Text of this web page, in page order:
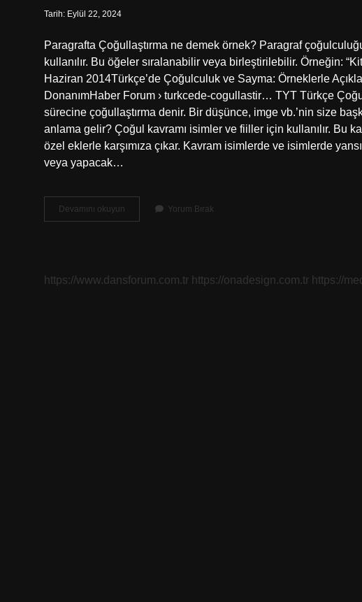
Tarih: Eylül 22, 2024
Paragrafta Çoğullaştırma ne demek örnek? Paragraf
kullanılır. Bu öğeler sıralanabilir veya birleştirilebilir. Örneğin:
Haziran 2014Türkçe’de Çoğulculuk ve Sayma: Örneklerle
DonanımHaber Forum › turkcede-cogullastir… TYT Türkçe
sürecine çoğullaştırma denir. Bir düşünce, imge vb.’nin size
anlama gelir? Çoğul kavramı isimler ve fiiller için kullanılır. Bu
özel eklerle karşımıza çıkar. Kavram isimlerde ve isimlerde
veya yapacak…
Devamını okuyun Çoğullaştırma
Ne
Yorum Bırak
https://www.dansforum.com.tr https://onadesign.com.tr https://